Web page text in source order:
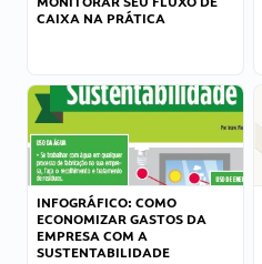
CAIXA NA PRÁTICA
INFOGRÁFICO: COMO
ECONOMIZAR GASTOS DA
EMPRESA COM A
SUSTENTABILIDADE